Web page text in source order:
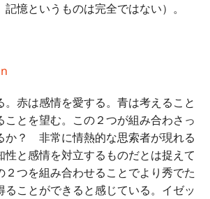
憶というものは完全ではない）。
赤は感情を愛する。青は考えること
ことを望む。この２つが組み合わさっ
か？ 非常に情熱的な思索者が現れる
性と感情を対立するものだとは捉えて
２つを組み合わせることでより秀でた
とができると感じている。イゼッ